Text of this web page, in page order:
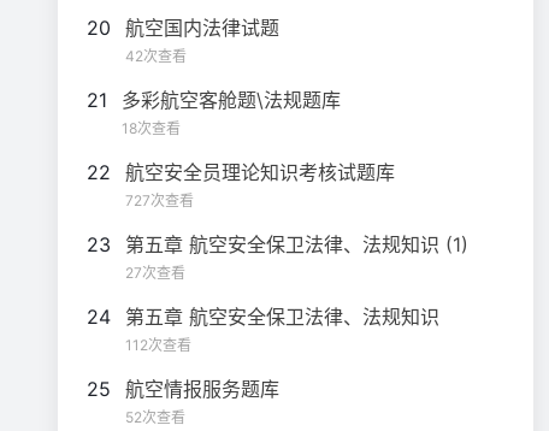
20 航空国内法律试题
42次查看
21 多彩航空客舱题\法规题库
18次查看
22 航空安全员理论知识考核试题库
727次查看
23 第五章 航空安全保卫法律、法规知识 (1)
27次查看
24 第五章 航空安全保卫法律、法规知识
112次查看
25 航空情报服务题库
52次查看